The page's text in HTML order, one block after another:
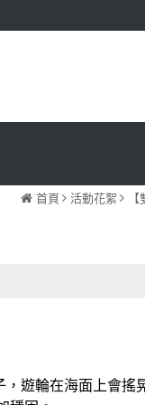
首頁 活動花絮
遊輪在海面上會搖